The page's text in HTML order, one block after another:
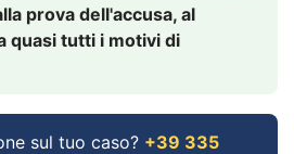
prova dell'accusa, al
quasi tutti i motivi di
sul tuo caso? +39 335